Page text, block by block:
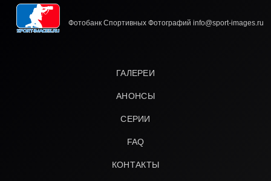
Фотобанк Спортивных Фотографий info@sport-images.ru
ГАЛЕРЕИ
АНОНСЫ
СЕРИИ
FAQ
КОНТАКТЫ